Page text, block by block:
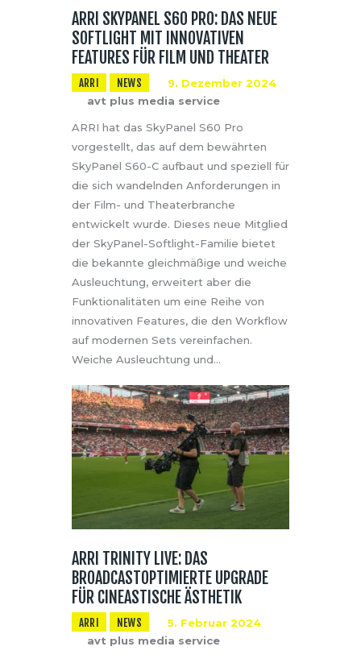
ARRI SKYPANEL S60 PRO: DAS NEUE
SOFTLIGHT MIT INNOVATIVEN
FEATURES FÜR FILM UND THEATER
ARRI NEWS
9. Dezember 2024
avt plus media service
ARRI hat das SkyPanel S60 Pro
vorgestellt, das auf dem bewährten
SkyPanel S60-C aufbaut und speziell für
die sich wandelnden Anforderungen in
der Film- und Theaterbranche
entwickelt wurde. Dieses neue Mitglied
der SkyPanel-Softlight-Familie bietet
die bekannte gleichmäßige und weiche
Ausleuchtung, erweitert aber die
Funktionalitäten um eine Reihe von
innovativen Features, die den Workflow
auf modernen Sets vereinfachen.
Weiche Ausleuchtung und…
ARRI TRINITY LIVE: DAS
BROADCASTOPTIMIERTE UPGRADE
FÜR CINEASTISCHE ÄSTHETIK
ARRI NEWS
5. Februar 2024
avt plus media service